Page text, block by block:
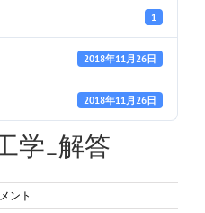
1
2018年11月26日
2018年11月26日
学_解答
ント